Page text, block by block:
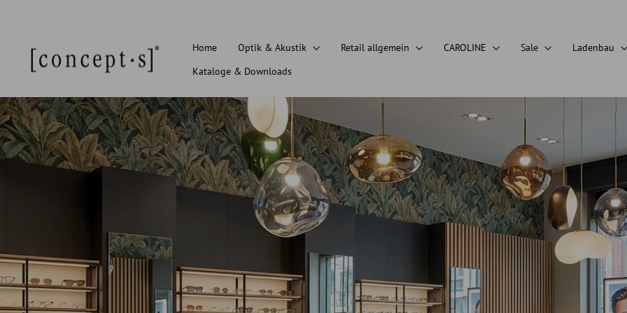
Home Optik & Akustik Retail allgemein CAROLINE Sale Ladenbau
Kataloge & Downloads